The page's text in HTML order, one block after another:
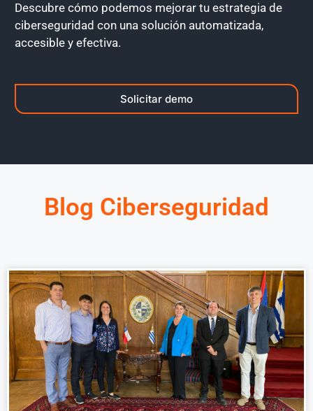
Descubre cómo podemos mejorar tu estrategia de
ciberseguridad con una solución automatizada,
accesible y efectiva.
Solicitar demo
Blog Ciberseguridad